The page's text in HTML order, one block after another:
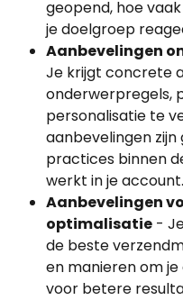
geopend, hoe
je doelgroep
Aanbevelingen
Je krijgt concrete
onderwerpregels,
personalisatie te
aanbevelingen
practices binnen
werkt in je account.
Aanbevelingen
optimalisatie -
de beste
en manieren om
voor betere